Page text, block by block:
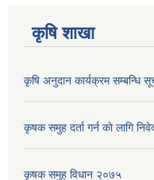
कृषि शाखा
कृषि अनुदान कार्यक्रम सम्बन्धि
कृषक समुह दर्ता गर्न काे लागि
कृषक समुह विधान २०७५